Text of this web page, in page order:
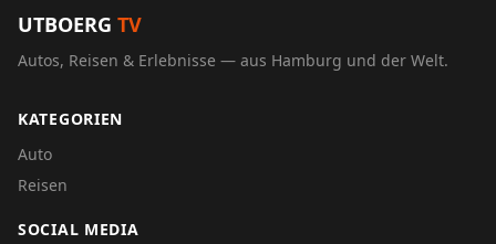
UTBOERG TV
Autos, Reisen & Erlebnisse — aus Hamburg und der Welt.
KATEGORIEN
Auto
Reisen
SOCIAL MEDIA